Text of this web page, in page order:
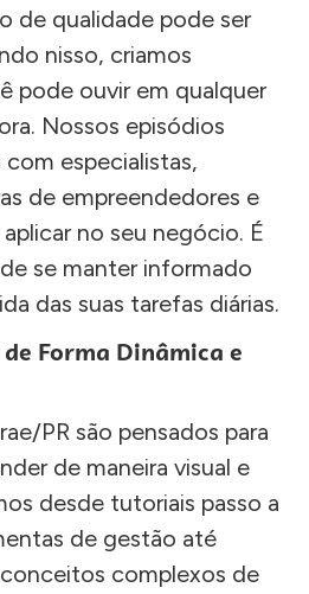
de qualidade pode ser
nisso, criamos
pode ouvir em qualquer
Nossos episódios
especialistas,
de empreendedores e
no seu negócio. É
se manter informado
das suas tarefas diárias.
Forma Dinâmica e
PR são pensados para
de maneira visual e
desde tutoriais passo a
de gestão até
complexos de